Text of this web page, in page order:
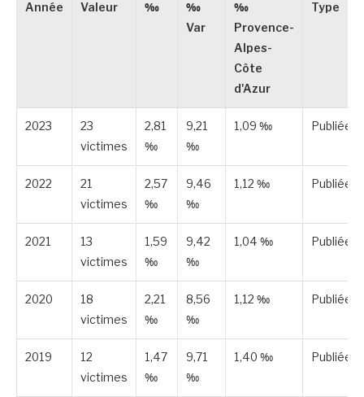
Année Valeur ‰
‰
Var
‰
Provence-
Alpes-
Côte
d'Azur
Type
2023
23
victimes
2,81
‰
9,21
‰
1,09 ‰ Publiée
2022
21
victimes
2,57
‰
9,46
‰
1,12 ‰ Publiée
2021
13
victimes
1,59
‰
9,42
‰
1,04 ‰ Publiée
2020
18
victimes
2,21
‰
8,56
‰
1,12 ‰ Publiée
2019
12
victimes
1,47
‰
9,71
‰
1,40 ‰ Publiée